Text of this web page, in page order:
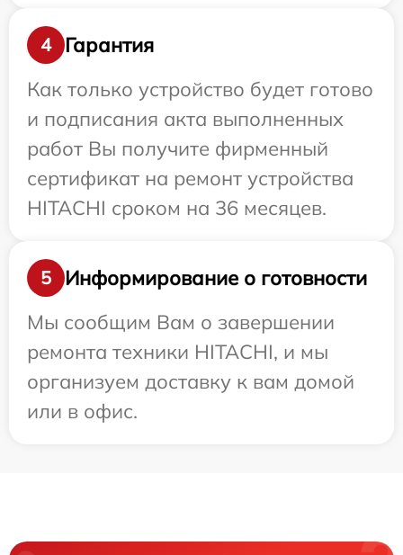
4
Гарантия
Как только устройство будет готово
и подписания акта выполненных
работ Вы получите фирменный
сертификат на ремонт устройства
HITACHI сроком на 36 месяцев.
5
Информирование о готовности
Мы сообщим Вам о завершении
ремонта техники HITACHI, и мы
организуем доставку к вам домой
или в офис.